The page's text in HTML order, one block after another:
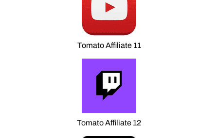
Tomato Affiliate 11
Tomato Affiliate 12